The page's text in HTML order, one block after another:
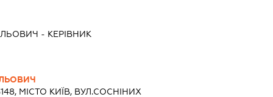
- КЕРІВНИК
МІСТО КИЇВ, ВУЛ.СОСНІНИХ